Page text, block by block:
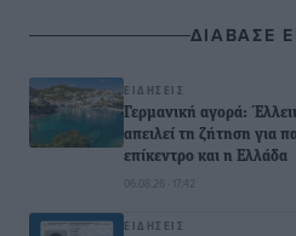
ΔΙΑΒΑΣΕ
ΕΙΔΉΣΕΙΣ
Γερμανική αγορά:
απειλεί τη ζήτηση για
επίκεντρο και η Ελλάδα
06.08.26 · 17:42
ΕΙΔΉΣΕΙΣ